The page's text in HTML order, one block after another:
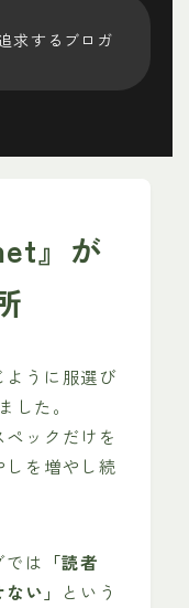
求するブロガ
』が
ように服選び
した。
ックだけを
を増やし続
では 「読者
い」
という